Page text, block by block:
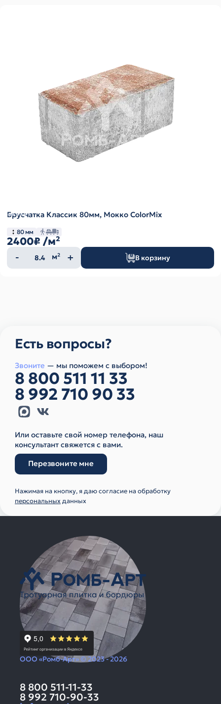
Брусчатка Классик 80мм, Мокко ColorMix
80 мм
2400₽ /м²
Количество
товара
м² В корзину
Есть вопросы?
Звоните — мы поможем с выбором!
8 800 511 11 33
8 992 710 90 33
Или оставьте свой номер телефона, наш
консультант свяжется с вами.
Перезвоните мне
Нажимая на кнопку, я даю согласие на обработку
персональныхданных
ООО «Ромб-Арт» © 2023 - 2026
8 800 511-11-33
8 992 710-90-33